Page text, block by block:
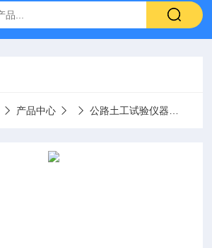
产品中心 公路土工试验仪器